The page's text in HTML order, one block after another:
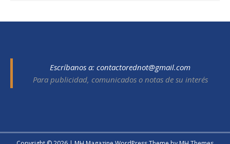
Escríbanos a: contactorednot@gmail.com
Para publicidad, comunicados o notas de su interés